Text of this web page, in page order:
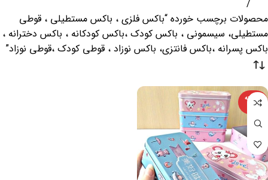
محصولات برچسب خورده “باکس فلزی ، باکس مستطیلی ، قوطی
مستطیلی، سیسمونی ، باکس کودک ،باکس کودکانه ، باکس دخترانه ،
باکس پسرانه ،باکس فانتزی، باکس نوزاد ، قوطی کودک ،قوطی نوزاد”
فروخته
شده